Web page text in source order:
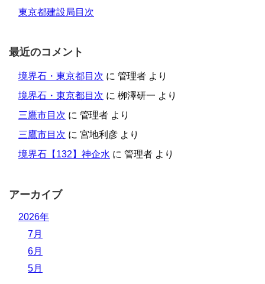
東京都建設局目次
最近のコメント
境界石・東京都目次 に 管理者 より
境界石・東京都目次 に 栁澤研一 より
三鷹市目次 に 管理者 より
三鷹市目次 に 宮地利彦 より
境界石【132】神企水 に 管理者 より
アーカイブ
2026年
7月
6月
5月